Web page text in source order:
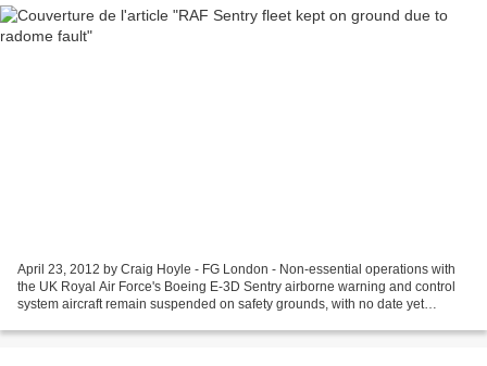
April 23, 2012 by Craig Hoyle - FG London - Non-essential operations with
the UK Royal Air Force's Boeing E-3D Sentry airborne warning and control
system aircraft remain suspended on safety grounds, with no date yet